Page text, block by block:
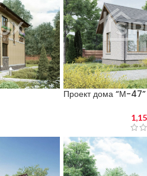
Проект дома “М-